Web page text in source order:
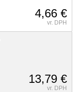
4,66 €
vr. DPH
13,79 €
vr. DPH